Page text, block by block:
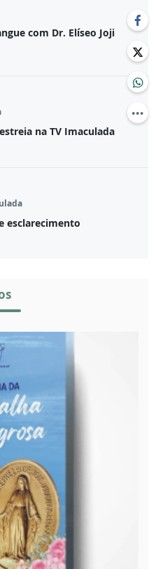
com Dr. Elíseo Joji
na TV Imaculada
esclarecimento